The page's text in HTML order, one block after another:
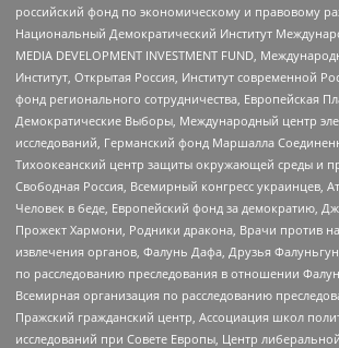
российский фонд по экономическому и правовому
Национальный Демократический Институт
MEDIA DEVELOPMENT INVESTMENT FUND,
Институт, Открытая Россия, Институт современной
фонд регионального сотрудничества, Европейская
Демократические Выборы, Международный центр
исследований, Германский фонд Маршалла
Тихоокеанский центр защиты окружающей среды и
Свободная Россия, Всемирный конгресс украинцев,
Человек в беде, Европейский фонд за демократию,
Прожект Хармони, Родники дракона, Врачи против
извлечения органов, Фалунь Дафа, Друзья
по расследованию преследования в отношении
Всемирная организация по расследованию
Пражский гражданский центр, Ассоциация школ
исследований при Совете Европы, Центр